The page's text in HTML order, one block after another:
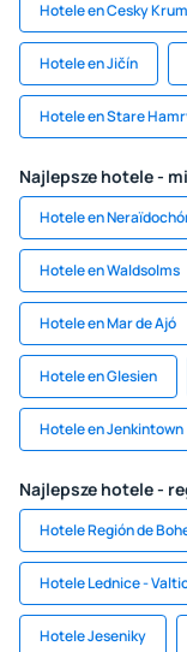
Hotele en Cesky
Hotele en Jičín
Hotele en Stare
Najlepsze hotele -
Hotele en
Hotele en Waldsolms
Hotele en Mar de Ajó
Hotele en Glesien
Hotele en Jenkintown
Najlepsze hotele -
Hotele Región de
Hotele Lednice -
Hotele Jeseniky